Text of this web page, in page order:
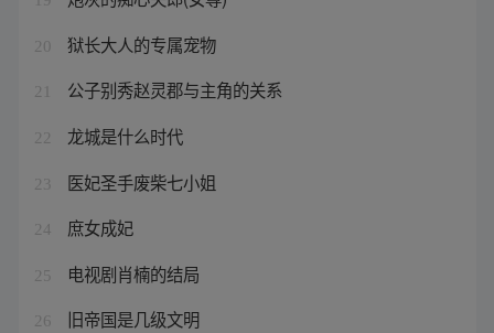
20 狱长大人的专属宠物
21 公子别秀赵灵郡与主角的关系
22 龙城是什么时代
23 医妃圣手废柴七小姐
24 庶女成妃
25 电视剧肖楠的结局
26 旧帝国是几级文明